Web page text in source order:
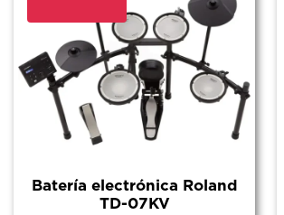
Batería electrónica Roland
TD-07KV